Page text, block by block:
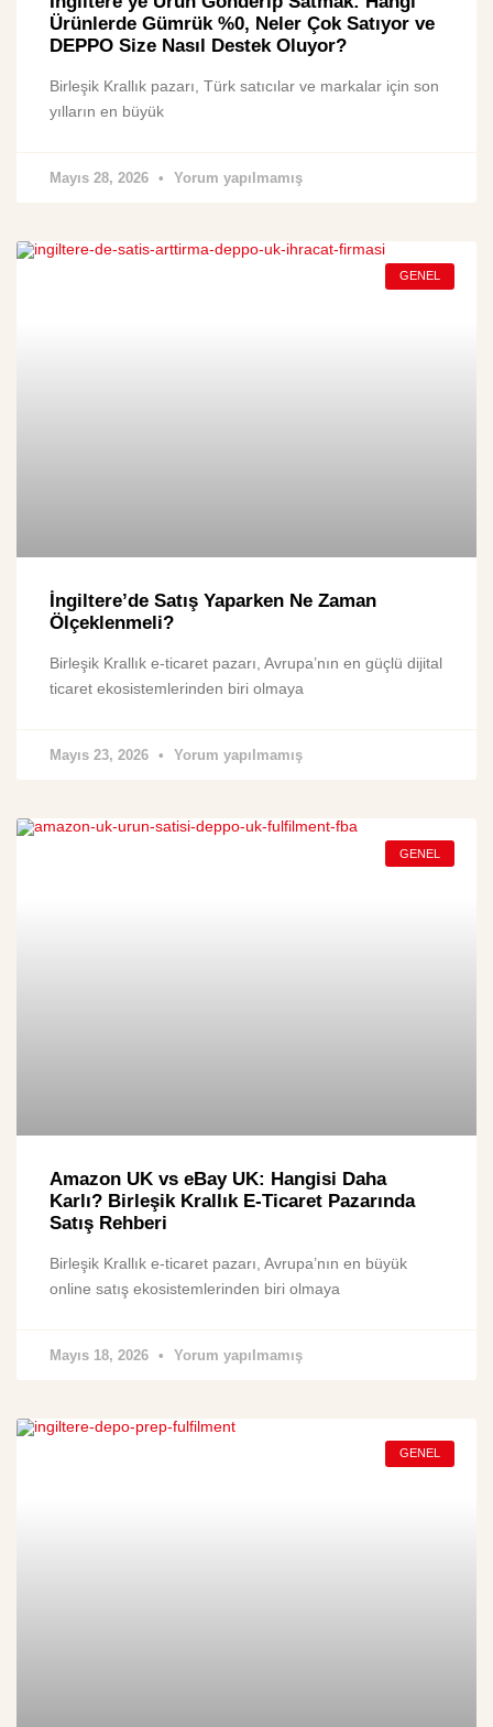
Ürünlerde Gümrük %0, Neler Çok Satıyor ve
DEPPO Size Nasıl Destek Oluyor?
Birleşik Krallık pazarı, Türk satıcılar ve markalar için son
yılların en büyük
Mayıs 28, 2026 Yorum yapılmamış
GENEL
İngiltere’de Satış Yaparken Ne Zaman
Ölçeklenmeli?
Birleşik Krallık e-ticaret pazarı, Avrupa’nın en güçlü dijital
ticaret ekosistemlerinden biri olmaya
Mayıs 23, 2026 Yorum yapılmamış
GENEL
Amazon UK vs eBay UK: Hangisi Daha
Karlı? Birleşik Krallık E-Ticaret Pazarında
Satış Rehberi
Birleşik Krallık e-ticaret pazarı, Avrupa’nın en büyük
online satış ekosistemlerinden biri olmaya
Mayıs 18, 2026 Yorum yapılmamış
GENEL